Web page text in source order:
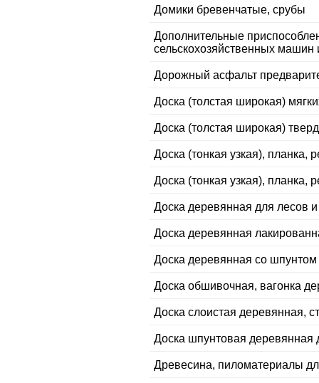
Домики бревенчатые, срубы
Дополнительные
сельскохозяйственных машин
Дорожный асфальт
Доска (толстая широкая)
Доска (толстая широкая)
Доска (тонкая узкая), планка,
Доска (тонкая узкая), планка,
Доска деревянная для лесов
Доска деревянная
Доска деревянная со
Доска обшивочная, вагонка
Доска слоистая деревянная,
Доска шпунтовая деревянная
Древесина, пиломатериалы